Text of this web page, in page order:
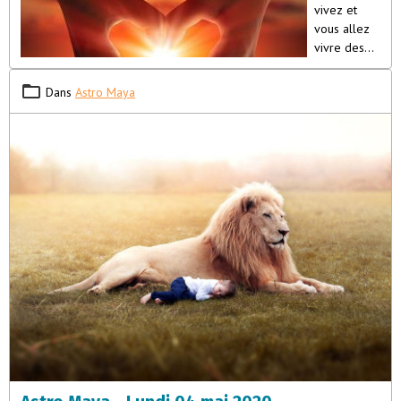
vivez et
vous allez
vivre des
périodes
mais avant
que cela ne soit nous aimerions que vous priiez de plus en plus.
Prier veut dire établir le contact avec les Êtres que vous préférez,
que ce soit ceux dont vous parle votre religion, vos Frères
Galactiques ou vos frères de Lumière. Il faut que vous puissiez
communiquer avec eux le plus souvent possible et leur parler.
Priez, demandez ce que vous pensez être le meilleur pour vous-
même et demandez également d’être libéré des petits coins
d’ombre que vous savez être encore en vous.C’est déjà une
première prière par rapport à vous-même ; sachez que tout ce
que vous leur demanderez sera entendu,
car la prière venant du
cœur est toujours entendue
. Vous aurez de l’aide par rapport à
ce que vous aurez demandé.
Dans Astro Maya